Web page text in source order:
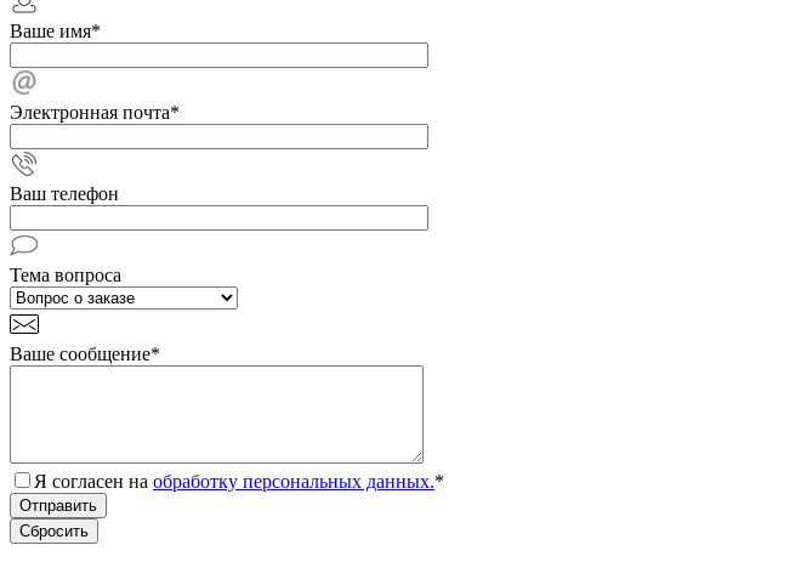
Ваше имя*
Электронная почта*
Ваш телефон
Тема вопроса
Ваше сообщение*
Я согласен на обработку персональных данных.*